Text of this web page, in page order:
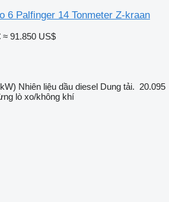
6 Palfinger 14 Tonmeter Z-kraan
≈ 91.850 US$
Nhiên liệu dầu diesel Dung tải. 20.095
lò xo/không khí